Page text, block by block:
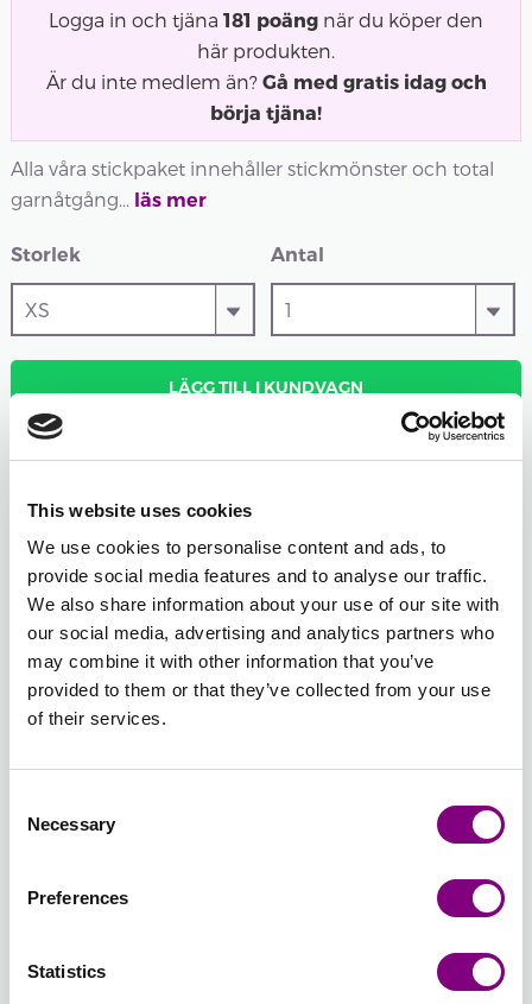
This website uses cookies
We use cookies to personalise content and ads, to
provide social media features and to analyse our traffic.
We also share information about your use of our site with
our social media, advertising and analytics partners who
may combine it with other information that you’ve
provided to them or that they’ve collected from your use
of their services.
Selection
Necessary
Preferences
Statistics
Logga in och tjäna 181 poäng när du köper den
här produkten.
Är du inte medlem än? Gå med gratis idag och
börja tjäna!
Alla våra stickpaket innehåller stickmönster och total
garnåtgång... läs mer
Storlek Antal
LÄGG TILL I KUNDVAGN
Förväntad leveranstid: 3-7 arbetsdagar
534 - GRÅGRÖN
Öppna färgväljaren
-
Total sum: SEK
Välj stickmönster Stickmönsterspråk : Svensk
Stickmönster ingår i paketet. Mönstret skrivs ut på
papper av hög kvalitet